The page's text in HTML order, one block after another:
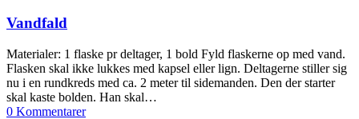
Vandfald
Materialer: 1 flaske pr deltager, 1 bold Fyld flaskerne op med vand.
Flasken skal ikke lukkes med kapsel eller lign. Deltagerne stiller sig
nu i en rundkreds med ca. 2 meter til sidemanden. Den der starter
skal kaste bolden. Han skal…
0 Kommentarer